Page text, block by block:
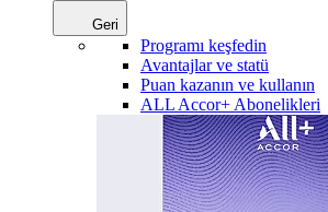
Geri
Programı keşfedin
Avantajlar ve statü
Puan kazanın ve kullanın
ALL Accor+ Abonelikleri